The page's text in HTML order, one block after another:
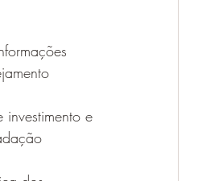
investimento e